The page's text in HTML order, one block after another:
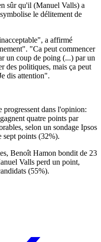
sûr qu'il (Manuel Valls) a
le délitement de
a affirmé
"Ca peut commencer
un coup de poing (...) par un
des politiques, mais ça peut
dis attention".
dans l'opinion:
quatre points par
selon un sondage Ipsos
sept points (32%).
Benoît Hamon bondit de 23
Valls perd un point,
(55%).